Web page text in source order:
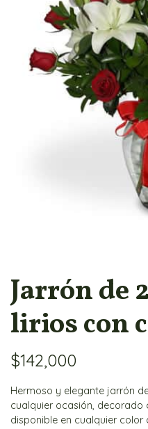
Jarrón de
lirios con
$142,000
Hermoso y elegante jarrón
cualquier ocasión, decorado
disponible en cualquier